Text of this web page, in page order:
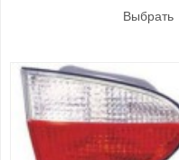
Выбрать